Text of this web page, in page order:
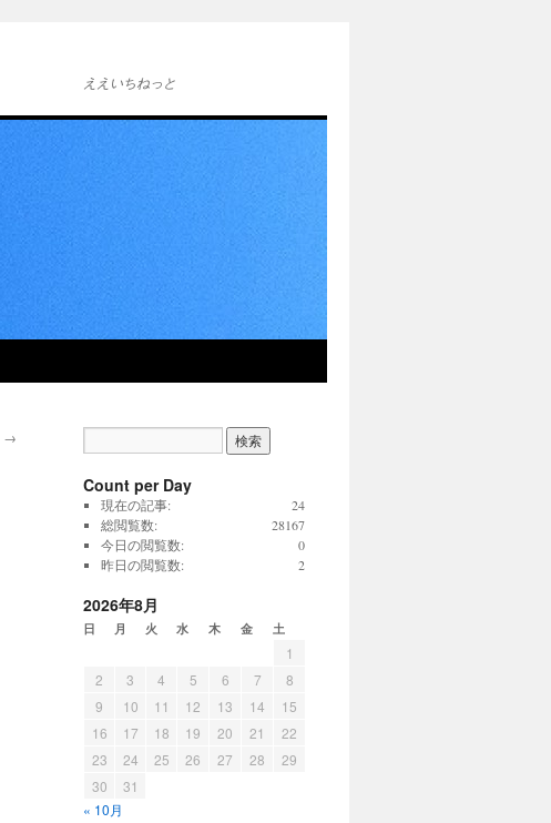
ええいちねっと
→
Count per Day
24
現在の記事:
28167
総閲覧数:
0
今日の閲覧数:
2
昨日の閲覧数:
2026年8月
日 月 火 水 木 金 土
1
2
3 4 5 6 7
8
9
10 11 12 13 14
15
16
17 18 19 20 21
22
23
24 25 26 27 28
29
30
31
« 10月